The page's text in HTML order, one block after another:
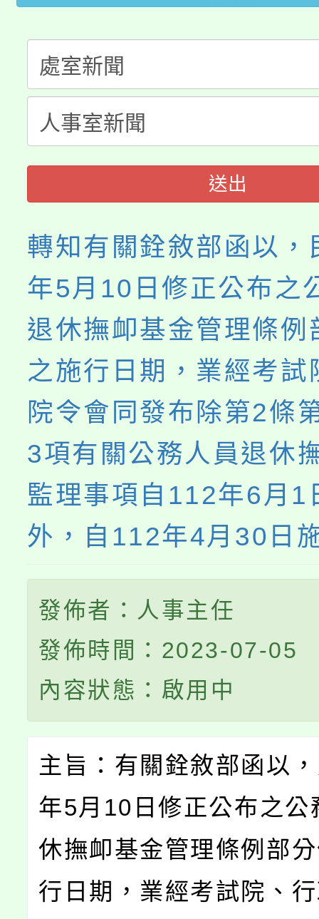
代理(課)教師甄選結果(
公告本校115學年度第
代理(課)教師甄選結果(
轉知中國文化大學推廣
《TA101》溝通分析基
程，歡迎學生輔導中心
心理、諮商輔導、社會
系所師生報名參加。
送出
轉知有關銓敘部函以
年5月10日修正公布之
退休撫卹基金管理條例
之施行日期，業經考試
院令會同發布除第2條
3項有關公務人員退休
監理事項自112年6月1
外，自112年4月30日
發佈者：人事主任
發佈時間：2023-07-05
內容狀態：啟用中
主旨：有關銓敘部函以
年5月10日修正公布之公
休撫卹基金管理條例部
行日期，業經考試院、